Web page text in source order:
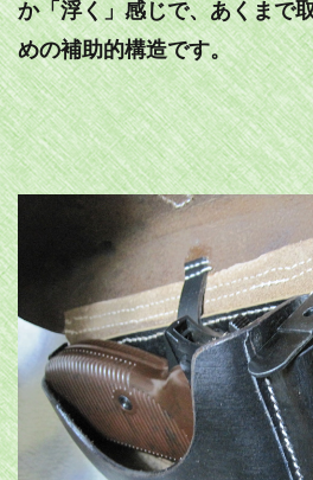
か「浮く」感じで、あくまで
めの補助的構造です。